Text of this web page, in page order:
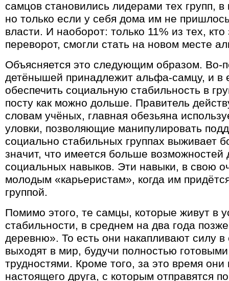
самцов становились лидерами тех групп,
но только если у себя дома им не
власти. И наоборот: только 11% из тех,
переворот, смогли стать на новом месте
Объясняется это следующим образом. Во-
детёнышей принадлежит альфа-самцу, и в
обеспечить социальную стабильность в
посту как можно дольше. Правитель
словам учёных, главная обезьяна
уловки, позволяющие манипулировать
социально стабильных группах выживает
значит, что имеется больше возможностей
социальных навыков. Эти навыки, в свою
молодым «карьеристам», когда им
группой.
Помимо этого, те самцы, которые живут в
стабильности, в среднем на два года
деревню». То есть они накапливают силу в
выходят в мир, будучи полностью готовыми
трудностями. Кроме того, за это время они
настоящего друга, с которым отправятся